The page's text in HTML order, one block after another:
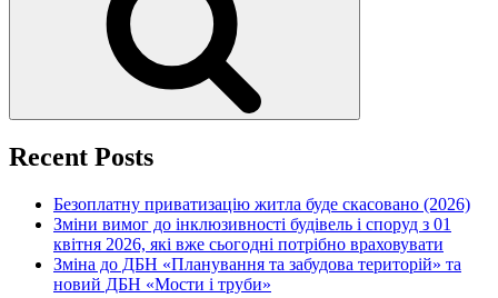
Recent Posts
Безоплатну приватизацію житла буде скасовано (2026)
Зміни вимог до інклюзивності будівель і споруд з 01
квітня 2026, які вже сьогодні потрібно враховувати
Зміна до ДБН «Планування та забудова територій» та
новий ДБН «Мости і труби»